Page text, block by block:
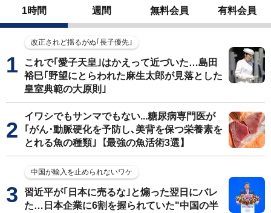
1時間 週間 無料会員 有料会員
改正されど揺るがぬ｢長子優先｣
これで｢愛子天皇｣はかえって近づいた…島田
裕巳｢野望にとらわれた麻生太郎が見落とした
皇室典範の大原則｣
イワシでもサンマでもない...糖尿病専門医が
｢がん･動脈硬化を予防し､美背を保つ栄養素を
とれる魚の種類｣【最強の魚活術3選】
中国が輸入を止められないワケ
習近平が｢日本に売るな｣と煽った翌日にバレ
た…日本企業に6割を握られていた"中国の半